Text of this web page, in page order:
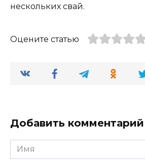
нескольких свай.
Оцените статью
Добавить комментарий
Имя
*